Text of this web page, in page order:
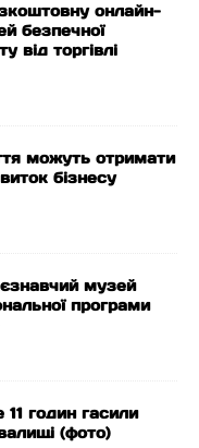
онлайн-
безпечної
від торгівлі
можуть отримати
бізнесу
музей
програми
годин гасили
(фото)